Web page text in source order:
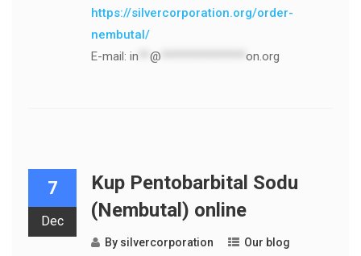
https://silvercorporation.org/order-
nembutal/
E-mail: in @ on.org
7
Dec
Kup Pentobarbital Sodu
(Nembutal) online
By silvercorporation
Our blog